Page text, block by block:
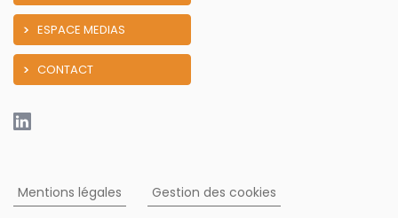
ESPACE MEDIAS
CONTACT
Mentions légales Gestion des cookies